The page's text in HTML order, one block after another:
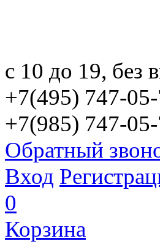
с 10 до 19, без
+7(495) 747-
+7(985) 747-
Обратный
Вход
0
Корзина